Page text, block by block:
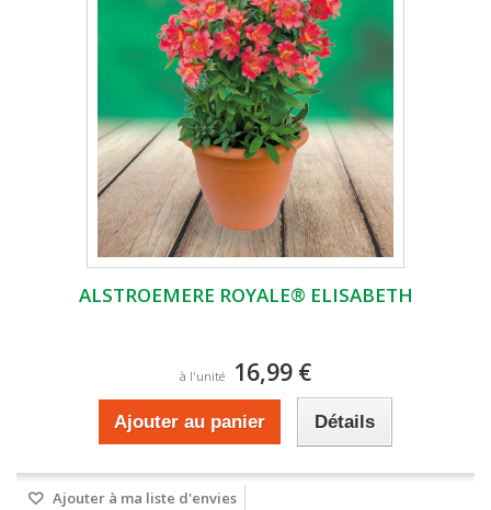
ALSTROEMERE ROYALE® ELISABETH
à l'unité 16,99 €
Ajouter au panier Détails
Ajouter à ma liste d'envies